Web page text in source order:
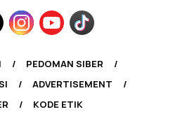
PEDOMAN SIBER
ADVERTISEMENT
KODE ETIK